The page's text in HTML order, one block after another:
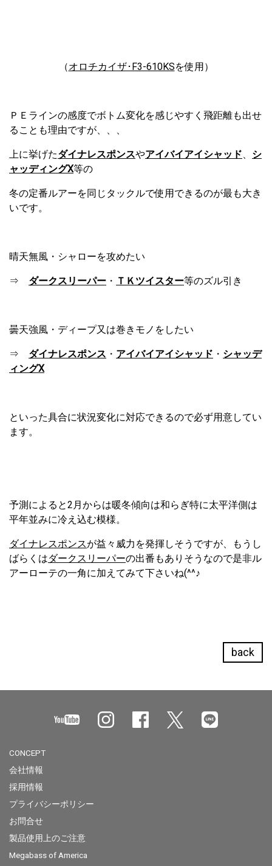
（オロチカイザ･F3-610KSを使用）
ＰＥラインの感度でボトム変化を感じやすく飛距離も出せ
ることも理由ですが、、、
上に挙げたダイナレスポンスやアイバイアイシャッド、 シ
ャッディングⅩ等の
冬の定番ルアーを同じタックルで使用できるのが最も大き
いです。
晴天無風・シャローを攻めたい
⇒ ダークスリーパー ・ ＴＫツイスター等のズル引き
曇天強風・ディープ又は巻きモノをしたい
⇒ ダイナレスポンス ・ アイバイアイシャッド ・ シャッデ
ィングⅩ
といった具合に状況変化に対応できるので必ず用意してい
ます。
予測によると2月からは暖冬傾向は和らぎ特に太平洋側は
平年並みに冷え込む模様。
ダイナレスポンスが益々威力を発揮しそうですが、もうし
ばらくはダークスリーパーの出番もありそうなので是非ル
アーローテの一角に加えてみて下さいね(^^♪
back
CONCEPT
会社情報
採用情報
プライバシーポリシー
お問合せ
製品使用上のご注意
Megabass of America